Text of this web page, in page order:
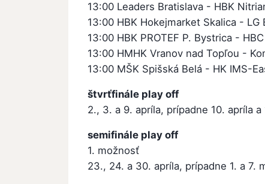
13:00 Leaders Bratislava - HBK
13:00 HBK Hokejmarket Skalica - LG
13:00 HBK PROTEF P. Bystrica -
13:00 HMHK Vranov nad Topľou -
13:00 MŠK Spišská Belá - HK IMS-
štvrťfinále play off
2., 3. a 9. apríla, prípadne 10. apríla a
semifinále play off
1. možnosť
23., 24. a 30. apríla, prípadne 1. a 7.